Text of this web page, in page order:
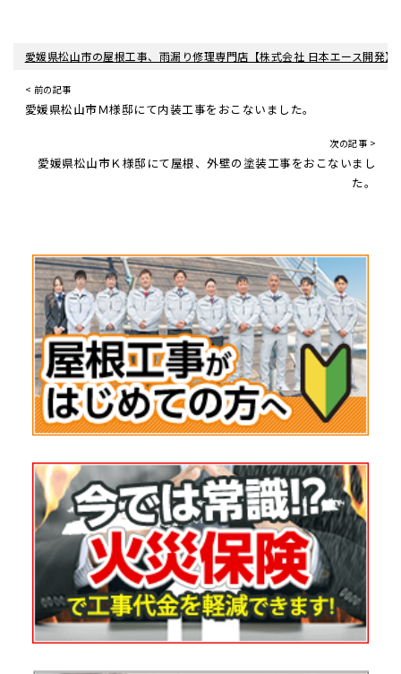
愛媛県松山市の屋根工事、雨漏り修理専門店【株式会社 日本エース開発】
< 前の記事
愛媛県松山市Ｍ様邸にて内装工事をおこないました。
次の記事 >
愛媛県松山市Ｋ様邸にて屋根、外壁の塗装工事をおこないまし
た。